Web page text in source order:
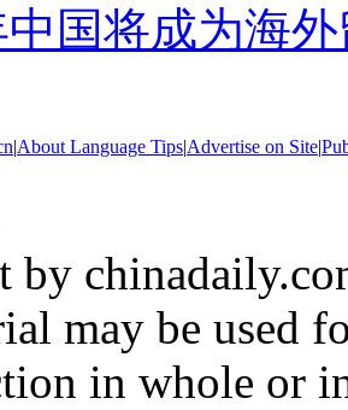
中国将成为海
|About Language Tips|Advertise on Site|
by
may be used
in whole or